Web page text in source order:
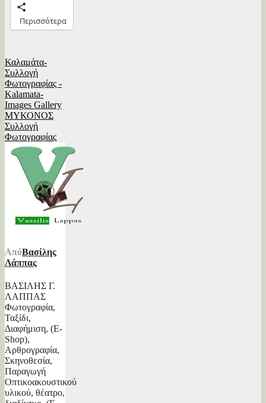
Περισσότερα
Πλοήγηση
άρθρων
Καλαμάτα-
Συλλογή
Φωτογραφίας -
Kalamata-
Images Gallery
ΜΥΚΟΝΟΣ
Συλλογή
Φωτογραφίας
ΑπόΒασίλης
Λάππας
ΒΑΣΙΛΗΣ Γ.
ΛΑΠΠΑΣ
Φωτογραφία,
Ταξίδι,
Διαφήμιση, (E-
Shop),
Αρθρογραφία,
Σκηνοθεσία,
Παραγωγή
Οπτικοακουστικού
υλικού, θέατρο,